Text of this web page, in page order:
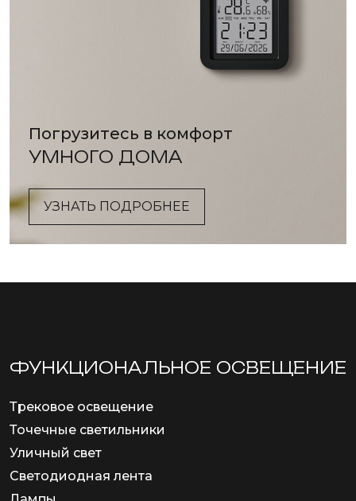
Погрузитесь в комфорт
УМНОГО ДОМА
УЗНАТЬ ПОДРОБНЕЕ
ФУНКЦИОНА­ЛЬНОЕ ОСВЕЩЕНИЕ
Трековое освещение
Точечные светильники
Уличный свет
Светодиодная лента